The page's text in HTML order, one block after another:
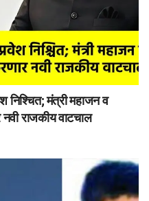
निश्चित; मंत्री महाजन व
राजकीय वाटचाल